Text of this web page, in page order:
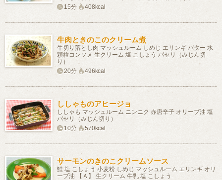
15分
408kcal
牛肉ときのこのクリーム煮
牛切り落とし肉 マッシュルーム しめじ エリンギ バター 水
顆粒コンソメ 生クリーム 塩 こしょう パセリ（みじん切
り）
20分
496kcal
ししゃものアヒージョ
ししゃも マッシュルーム ニンニク 赤唐辛子 オリーブ油 塩
パセリ（みじん切り）
10分
570kcal
サーモンのきのこクリームソース
鮭 塩 こしょう 小麦粉 しめじ マッシュルーム エリンギ オリ
ーブ油 【Ａ】 生クリーム 牛乳 塩 こしょう